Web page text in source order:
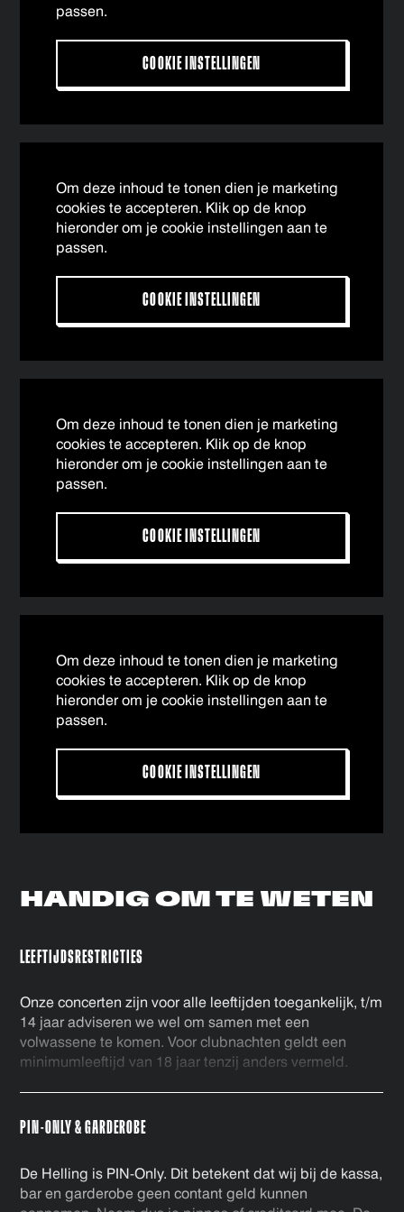
passen.
COOKIE INSTELLINGEN
Om deze inhoud te tonen dien je marketing
cookies te accepteren. Klik op de knop
hieronder om je cookie instellingen aan te
passen.
COOKIE INSTELLINGEN
Om deze inhoud te tonen dien je marketing
cookies te accepteren. Klik op de knop
hieronder om je cookie instellingen aan te
passen.
COOKIE INSTELLINGEN
Om deze inhoud te tonen dien je marketing
cookies te accepteren. Klik op de knop
hieronder om je cookie instellingen aan te
passen.
COOKIE INSTELLINGEN
HANDIG OMTE WETEN
LEEFTIJDSRESTRICTIES
Onze concerten zijn voor alle leeftijden toegankelijk, t/m
14 jaar adviseren we wel om samen met een
volwassene te komen. Voor clubnachten geldt een
minimumleeftijd van 18 jaar tenzij anders vermeld.
PIN-ONLY & GARDEROBE
De Helling is PIN-Only. Dit betekent dat wij bij de kassa,
bar en garderobe geen contant geld kunnen